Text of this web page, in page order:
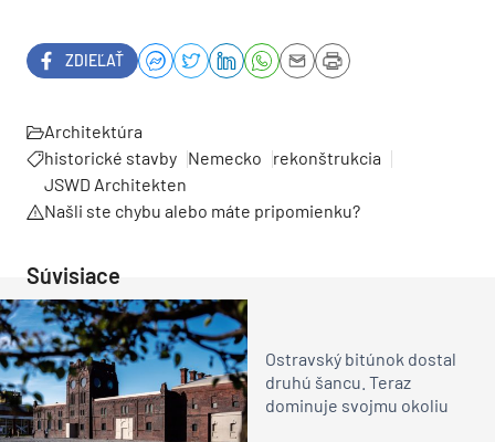
ZDIEĽAŤ
Architektúra
historické stavby Nemecko
rekonštrukcia
JSWD Architekten
Našli ste chybu alebo máte pripomienku?
Súvisiace
Ostravský bitúnok dostal
druhú šancu. Teraz
dominuje svojmu okoliu